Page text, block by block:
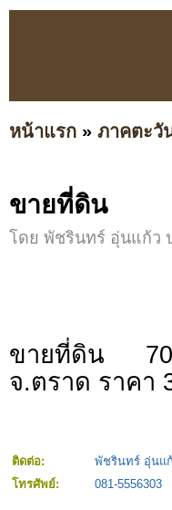
หน้าแรก » ภาคตะวั
ขายที่ดิน
โดย พัชรินทร์ อุ่นแก้ว
ขายที่ดิน
จ.ตราด ราคา
ติดต่อ: พัชรินทร์ อุ่นแ
โทรศัพย์:
081-5556303